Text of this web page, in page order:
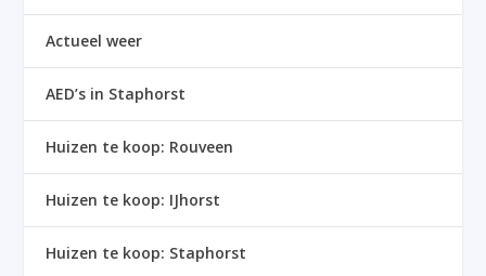
Actueel weer
AED’s in Staphorst
Huizen te koop: Rouveen
Huizen te koop: IJhorst
Huizen te koop: Staphorst